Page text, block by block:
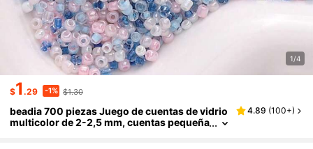
1/4
$1.29 -1% $1.30
beadia 700 piezas Juego de cuentas de vidrio
multicolor de 2-2,5 mm, cuentas pequeña
4.89 (100+)